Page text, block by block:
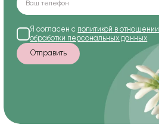
Я согласен с политикой в отношении
обработки персональных данных
Отправить